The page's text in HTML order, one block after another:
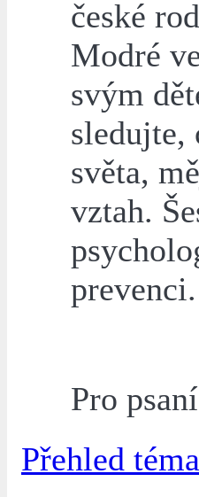
české
Modré
svým
sledujte,
světa,
vztah.
prevenci.
Pro
Přehled